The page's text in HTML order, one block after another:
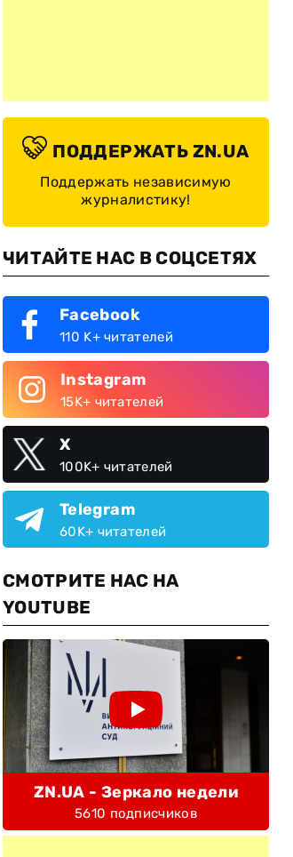
ПОДДЕРЖАТЬ ZN.UA
Поддержать независимую
журналистику!
ЧИТАЙТЕ НАС В СОЦСЕТЯХ
Facebook
110 K+ читателей
Instagram
15K+ читателей
X
100K+ читателей
Telegram
60K+ читателей
СМОТРИТЕ НАС НА
YOUTUBE
ZN.UA - Зеркало недели
5610 подписчиков